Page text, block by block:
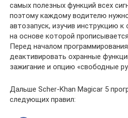
самых полезных функций всех
поэтому каждому водителю
автозапуск, изучив инструкцию к
на основе которой
Перед началом
деактивировать охранные
зажигание и опцию «свободные
Дальше Scher-Khan Magicar 5
следующих правил: